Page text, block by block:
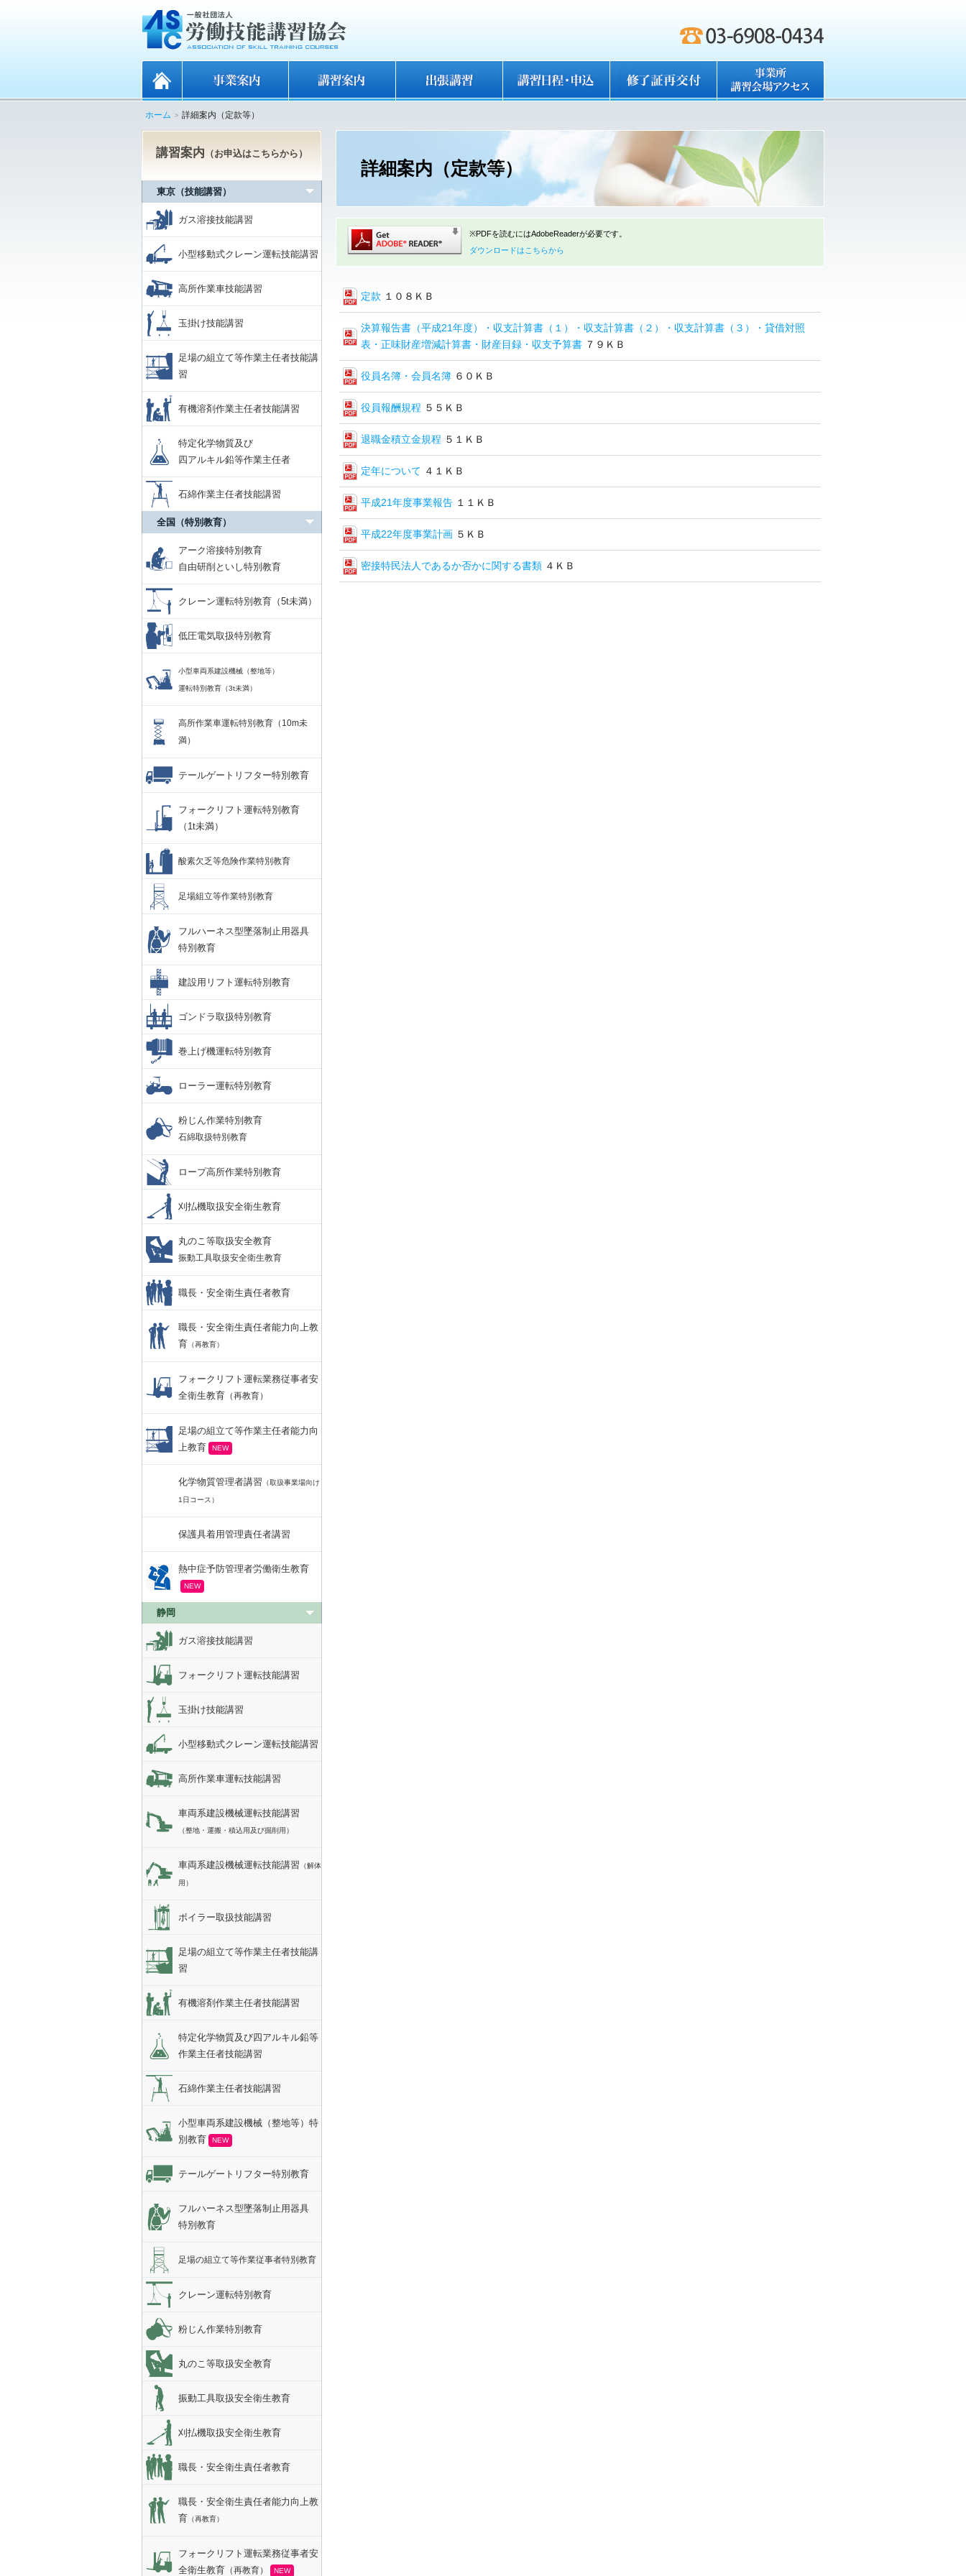
ホーム 詳細案内（定款等）
詳細案内（定款等）
※PDFを読むにはAdobeReaderが必要です。
ダウンロードはこちらから
定款 １０８ＫＢ
決算報告書（平成21年度）・収支計算書（１）・収支計算書（２）・収支計算書（３）・貸借対照
表・正味財産増減計算書・財産目録・収支予算書 ７９ＫＢ
役員名簿・会員名簿 ６０ＫＢ
役員報酬規程 ５５ＫＢ
退職金積立金規程 ５１ＫＢ
定年について ４１ＫＢ
平成21年度事業報告 １１ＫＢ
平成22年度事業計画 ５ＫＢ
密接特民法人であるか否かに関する書類 ４ＫＢ
講習案内 （お申込はこちらから）
東京（技能講習）
ガス溶接技能講習
小型移動式クレーン運転技能講習
高所作業車技能講習
玉掛け技能講習
足場の組立て等作業主任者技能講
習
有機溶剤作業主任者技能講習
特定化学物質及び
四アルキル鉛等作業主任者
石綿作業主任者技能講習
全国（特別教育）
アーク溶接特別教育
自由研削といし特別教育
クレーン運転特別教育（5t未満）
低圧電気取扱特別教育
小型車両系建設機械（整地等）
運転特別教育（3t未満）
高所作業車運転特別教育（10m未
満）
テールゲートリフター特別教育
フォークリフト運転特別教育
（1t未満）
酸素欠乏等危険作業特別教育
足場組立等作業特別教育
フルハーネス型墜落制止用器具
特別教育
建設用リフト運転特別教育
ゴンドラ取扱特別教育
巻上げ機運転特別教育
ローラー運転特別教育
粉じん作業特別教育
石綿取扱特別教育
ロープ高所作業特別教育
刈払機取扱安全衛生教育
丸のこ等取扱安全教育
振動工具取扱安全衛生教育
職長・安全衛生責任者教育
職長・安全衛生責任者能力向上教
育 （再教育）
フォークリフト運転業務従事者安
全衛生教育 （再教育）
足場の組立て等作業主任者能力向
上教育
化学物質管理者講習 （取扱事業場向け
1日コース）
保護具着用管理責任者講習
熱中症予防管理者労働衛生教育
静岡
ガス溶接技能講習
フォークリフト運転技能講習
玉掛け技能講習
小型移動式クレーン運転技能講習
高所作業車運転技能講習
車両系建設機械運転技能講習
（整地・運搬・積込用及び掘削用）
車両系建設機械運転技能講習 （解体
用）
ボイラー取扱技能講習
足場の組立て等作業主任者技能講
習
有機溶剤作業主任者技能講習
特定化学物質及び四アルキル鉛等
作業主任者技能講習
石綿作業主任者技能講習
小型車両系建設機械（整地等）特
別教育
テールゲートリフター特別教育
フルハーネス型墜落制止用器具
特別教育
足場の組立て等作業従事者特別教育
クレーン運転特別教育
粉じん作業特別教育
丸のこ等取扱安全教育
振動工具取扱安全衛生教育
刈払機取扱安全衛生教育
職長・安全衛生責任者教育
職長・安全衛生責任者能力向上教
育 （再教育）
フォークリフト運転業務従事者安
全衛生教育 （再教育）